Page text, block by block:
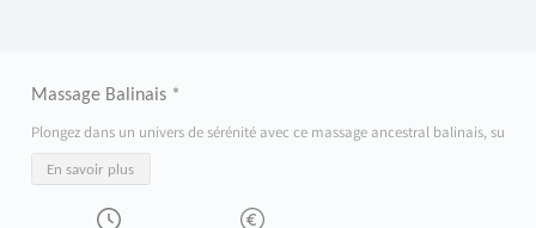
Massage Balinais *
Plongez dans un univers de sérénité avec ce massage ancestral balinais,
En savoir plus